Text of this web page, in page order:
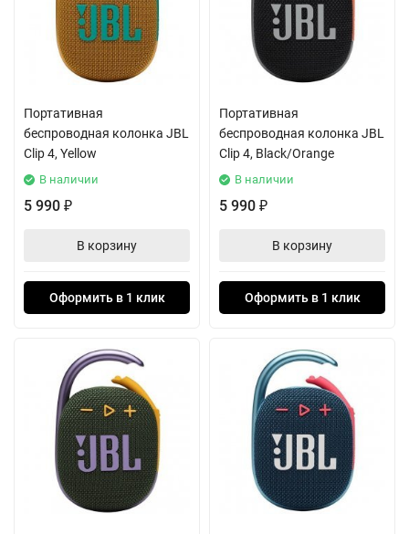
Портативная
беспроводная колонка JBL
Clip 4, Yellow
В наличии
5 990 ₽
В корзину
Оформить в 1 клик
Портативная
беспроводная колонка JBL
Clip 4, Black/Orange
В наличии
5 990 ₽
В корзину
Оформить в 1 клик